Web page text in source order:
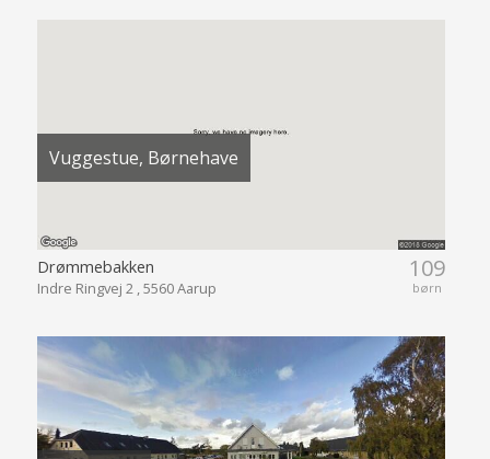
Vuggestue, Børnehave
109
børn
Drømmebakken
Indre Ringvej 2 , 5560 Aarup